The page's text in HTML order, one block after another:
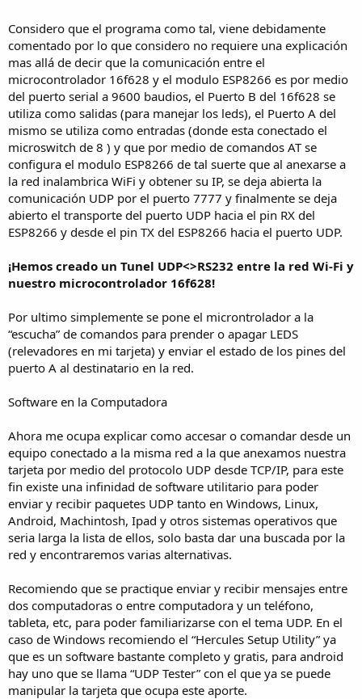
Considero que el programa como tal, viene debidamente
comentado por lo que considero no requiere una explicación
mas allá de decir que la comunicación entre el
microcontrolador 16f628 y el modulo ESP8266 es por medio
del puerto serial a 9600 baudios, el Puerto B del 16f628 se
utiliza como salidas (para manejar los leds), el Puerto A del
mismo se utiliza como entradas (donde esta conectado el
microswitch de 8 ) y que por medio de comandos AT se
configura el modulo ESP8266 de tal suerte que al anexarse a
la red inalambrica WiFi y obtener su IP, se deja abierta la
comunicación UDP por el puerto 7777 y finalmente se deja
abierto el transporte del puerto UDP hacia el pin RX del
ESP8266 y desde el pin TX del ESP8266 hacia el puerto UDP.
¡Hemos creado un Tunel UDP<>RS232 entre la red Wi-Fi y
nuestro microcontrolador 16f628!
Por ultimo simplemente se pone el microntrolador a la
“escucha” de comandos para prender o apagar LEDS
(relevadores en mi tarjeta) y enviar el estado de los pines del
puerto A al destinatario en la red.
Software en la Computadora
Ahora me ocupa explicar como accesar o comandar desde un
equipo conectado a la misma red a la que anexamos nuestra
tarjeta por medio del protocolo UDP desde TCP/IP, para este
fin existe una infinidad de software utilitario para poder
enviar y recibir paquetes UDP tanto en Windows, Linux,
Android, Machintosh, Ipad y otros sistemas operativos que
seria larga la lista de ellos, solo basta dar una buscada por la
red y encontraremos varias alternativas.
Recomiendo que se practique enviar y recibir mensajes entre
dos computadoras o entre computadora y un teléfono,
tableta, etc, para poder familiarizarse con el tema UDP. En el
caso de Windows recomiendo el “Hercules Setup Utility” ya
que es un software bastante completo y gratis, para android
hay uno que se llama “UDP Tester” con el que ya se puede
manipular la tarjeta que ocupa este aporte.